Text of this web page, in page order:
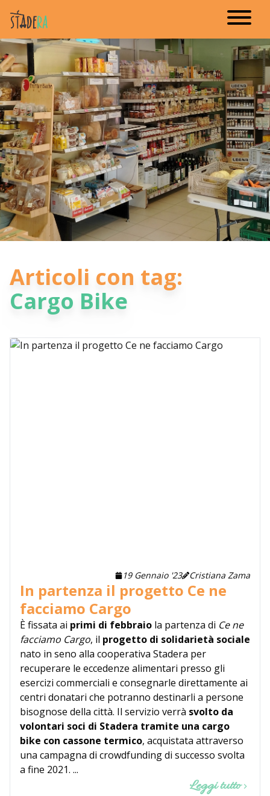
Articoli con tag:
Cargo Bike
19 Gennaio '23 Cristiana Zama
In partenza il progetto Ce ne
facciamo Cargo
È fissata ai primi di febbraio la partenza di Ce ne
facciamo Cargo, il progetto di solidarietà sociale
nato in seno alla cooperativa Stadera per
recuperare le eccedenze alimentari presso gli
esercizi commerciali e consegnarle direttamente ai
centri donatari che potranno destinarli a persone
bisognose della città. Il servizio verrà svolto da
volontari soci di Stadera tramite una cargo
bike con cassone termico, acquistata attraverso
una campagna di crowdfunding di successo svolta
a fine 2021. ...
Leggi tutto